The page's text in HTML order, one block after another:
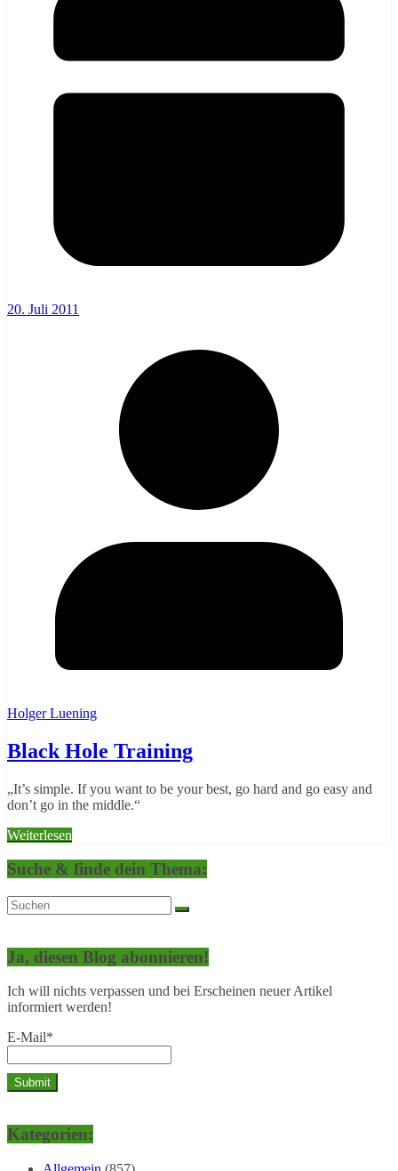
20. Juli 2011
Holger Luening
Black Hole Training
„It’s simple. If you want to be your best, go hard and go easy and
don’t go in the middle.“
Weiterlesen
Suche & finde dein Thema:
Ja, diesen Blog abonnieren!
Ich will nichts verpassen und bei Erscheinen neuer Artikel
informiert werden!
E-Mail*
Kategorien: